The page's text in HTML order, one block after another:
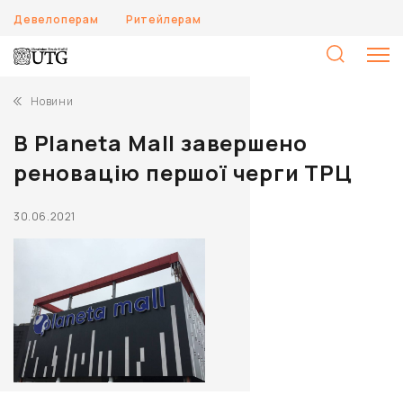
Девелоперам Ритейлерам
Новини
В Planeta Mall завершено
реновацію першої черги ТРЦ
30.06.2021